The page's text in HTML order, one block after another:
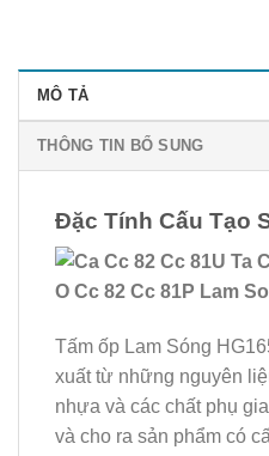
MÔ TẢ
THÔNG TIN BỔ SUNG
Đặc Tính Cấu Tạo
Tấm ốp Lam Sóng
xuất từ những nguyên
nhựa và các chất phụ
và cho ra sản phẩm có